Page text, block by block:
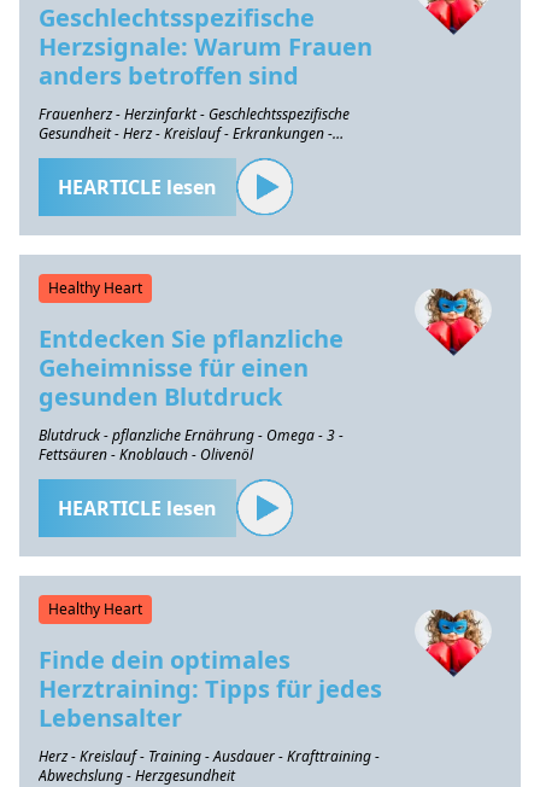
Geschlechtsspezifische
Herzsignale: Warum Frauen
anders betroffen sind
Frauenherz - Herzinfarkt - Geschlechtsspezifische
Gesundheit - Herz - Kreislauf - Erkrankungen -
HEARTICLE lesen
Healthy Heart
Entdecken Sie pflanzliche
Geheimnisse für einen
gesunden Blutdruck
Blutdruck - pflanzliche Ernährung - Omega - 3 -
Fettsäuren - Knoblauch - Olivenöl
HEARTICLE lesen
Healthy Heart
Finde dein optimales
Herztraining: Tipps für jedes
Lebensalter
Herz - Kreislauf - Training - Ausdauer - Krafttraining -
Abwechslung - Herzgesundheit